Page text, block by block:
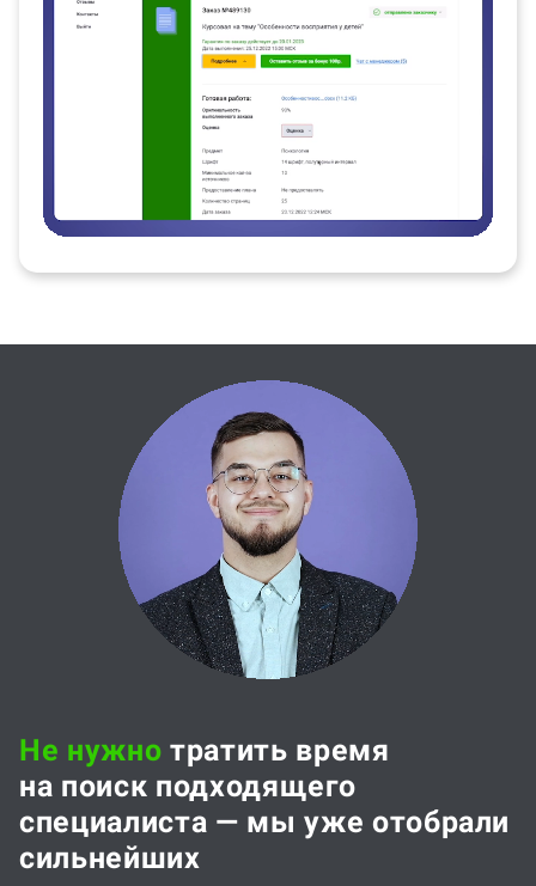
Не нужно тратить время
на поиск подходящего
специалиста — мы уже отобрали
сильнейших